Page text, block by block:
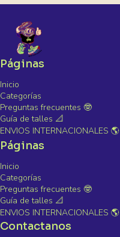
Páginas
Inicio
Categorías
Preguntas frecuentes 🤓
Guía de talles 📐
ENVIOS INTERNACIONALES 🌎
Páginas
Inicio
Categorías
Preguntas frecuentes 🤓
Guía de talles 📐
ENVIOS INTERNACIONALES 🌎
Contactanos